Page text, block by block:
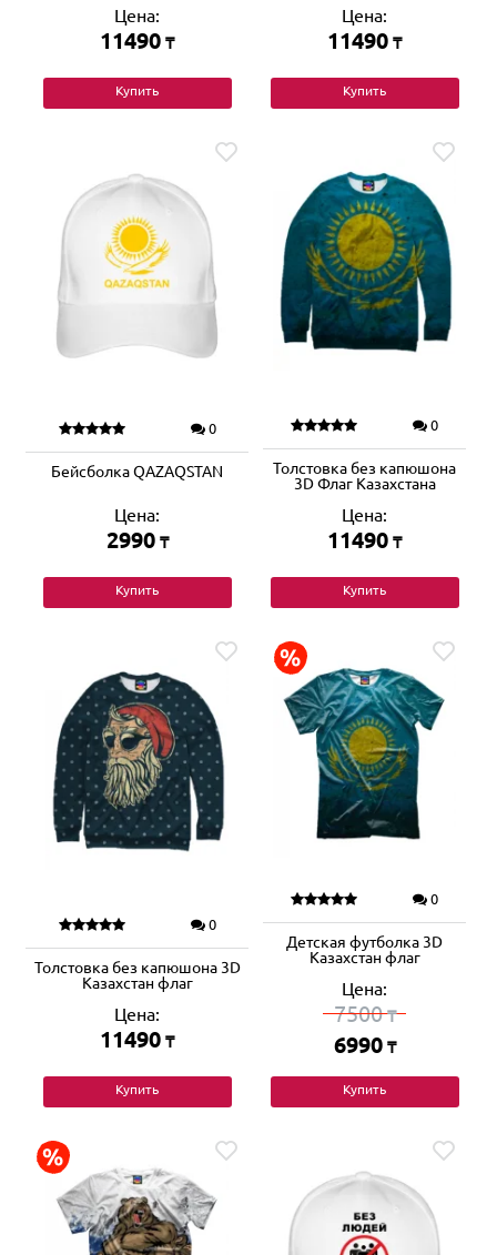
Цена:
11490 ₸
Купить
Цена:
11490 ₸
Купить
0
Бейсболка QAZAQSTAN
Цена:
2990 ₸
Купить
0
Толстовка без капюшона
3D Флаг Казахстана
Цена:
11490 ₸
Купить
0
Толстовка без капюшона 3D
Казахстан флаг
Цена:
11490 ₸
Купить
0
Детская футболка 3D
Казахстан флаг
Цена:
7500₸
6990 ₸
Купить